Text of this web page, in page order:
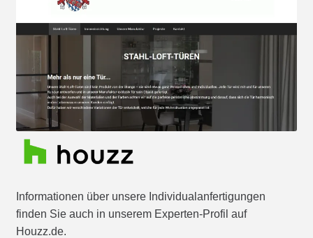
Informationen über unsere Individualanfertigungen
finden Sie auch in unserem Experten-Profil auf
Houzz.de.